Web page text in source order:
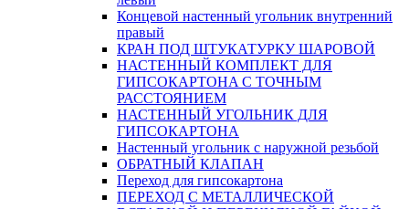
Концевой настенный угольник внутренний
правый
КРАН ПОД ШТУКАТУРКУ ШАРОВОЙ
НАСТЕННЫЙ КОМПЛЕКТ ДЛЯ
ГИПСОКАРТОНA С ТОЧНЫМ
РАССТОЯНИЕМ
НАСТЕННЫЙ УГОЛЬНИК ДЛЯ
ГИПСОКАРТОНА
Настенный угольник с наружной резьбой
ОБРАТНЫЙ КЛАПАН
Переход для гипсокартона
ПЕРЕХОД С МЕТАЛЛИЧЕСКОЙ